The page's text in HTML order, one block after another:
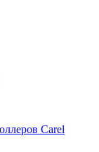
Carel